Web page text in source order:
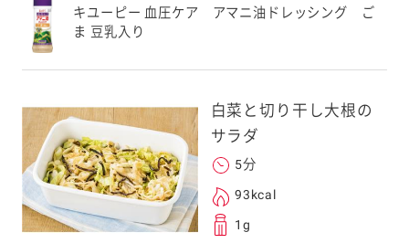
身以外の方に送
転送していただけ
元コードをス
ォンのカメラ
るとアクセス
キユーピー 血圧ケア アマニ油ドレッシング ご
ま 豆乳入り
白菜と切り干し大根の
サラダ
5分
93kcal
1g